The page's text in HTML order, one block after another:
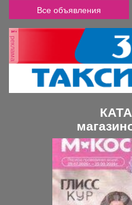
Все объявления
реклама